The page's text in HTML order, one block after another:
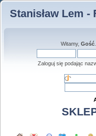
Stanisław Lem -
Witamy, Gość.
Zaloguj się podając